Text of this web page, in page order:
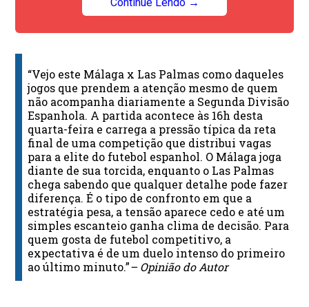
“Vejo este Málaga x Las Palmas como daqueles
jogos que prendem a atenção mesmo de quem
não acompanha diariamente a Segunda Divisão
Espanhola. A partida acontece às 16h desta
quarta-feira e carrega a pressão típica da reta
final de uma competição que distribui vagas
para a elite do futebol espanhol. O Málaga joga
diante de sua torcida, enquanto o Las Palmas
chega sabendo que qualquer detalhe pode fazer
diferença. É o tipo de confronto em que a
estratégia pesa, a tensão aparece cedo e até um
simples escanteio ganha clima de decisão. Para
quem gosta de futebol competitivo, a
expectativa é de um duelo intenso do primeiro
ao último minuto.”– Opinião do Autor